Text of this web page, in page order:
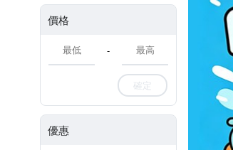
價格
-
確定
優惠